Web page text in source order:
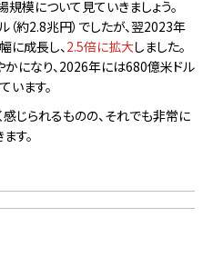
模について見ていきましょう。
約2.8兆円）でしたが、翌2023年
に成長し、 2.5倍に拡大しました。
になり、2026年には680億米ドル
います。
じられるものの、それでも非常に
す。